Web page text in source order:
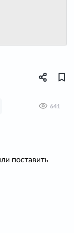
641
поставить